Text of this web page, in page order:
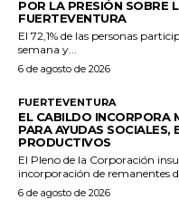
POR LA PRESIÓN SOBRE
FUERTEVENTURA
El 72,1% de las personas
semana y...
6 de agosto de 2026
FUERTEVENTURA
EL CABILDO INCORPORA
PARA AYUDAS SOCIALES,
PRODUCTIVOS
El Pleno de la Corporación
incorporación de remanentes
6 de agosto de 2026